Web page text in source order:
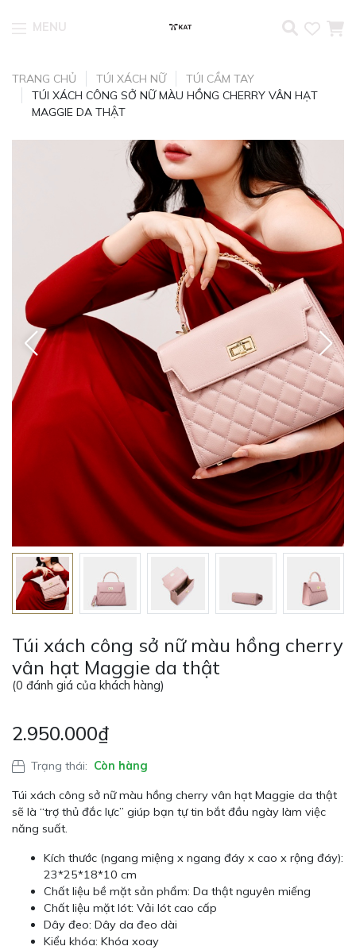
MENU
TRANG CHỦ TÚI XÁCH NỮ
TÚI CẦM TAY
TÚI XÁCH CÔNG SỞ NỮ MÀU HỒNG CHERRY VÂN HẠT
MAGGIE DA THẬT
Túi xách công sở nữ màu hồng cherry
vân hạt Maggie da thật
(0 đánh giá của khách hàng)
2.950.000₫
Trạng thái: Còn hàng
Túi xách công sở nữ màu hồng cherry vân hạt Maggie da thật
sẽ là “trợ thủ đắc lực” giúp bạn tự tin bắt đầu ngày làm việc
năng suất.
Kích thước (ngang miệng x ngang đáy x cao x rộng đáy):
23*25*18*10 cm
Chất liệu bề mặt sản phẩm: Da thật nguyên miếng
Chất liệu mặt lót: Vải lót cao cấp
Dây đeo: Dây da đeo dài
Kiểu khóa: Khóa xoay